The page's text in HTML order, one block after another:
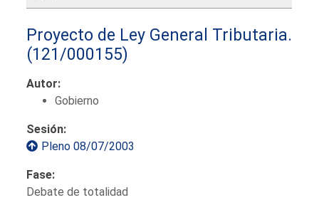
Proyecto de Ley General Tributaria.
(121/000155)
Autor:
Gobierno
Sesión:
Pleno 08/07/2003
Fase:
Debate de totalidad